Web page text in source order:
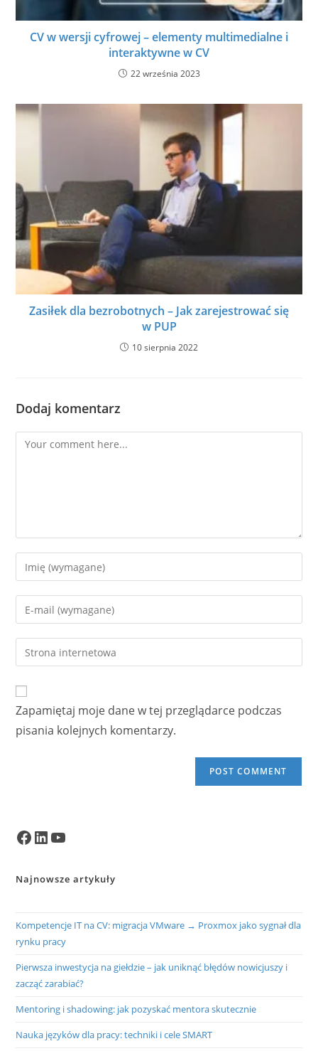
CV w wersji cyfrowej – elementy multimedialne i
interaktywne w CV
22 września 2023
Zasiłek dla bezrobotnych – Jak zarejestrować się
w PUP
10 sierpnia 2022
Dodaj komentarz
Comment
Enter
your
name
comment
Enter
your
email
address
Enter
your
URL
(optional)
Zapamiętaj moje dane w tej przeglądarce podczas
pisania kolejnych komentarzy.
Facebook
LinkedInYouTube
Najnowsze artykuły
Kompetencje IT na CV: migracja VMware → Proxmox jako sygnał dla
rynku pracy
Pierwsza inwestycja na giełdzie – jak uniknąć błędów nowicjuszy i
zacząć zarabiać?
Mentoring i shadowing: jak pozyskać mentora skutecznie
Nauka języków dla pracy: techniki i cele SMART